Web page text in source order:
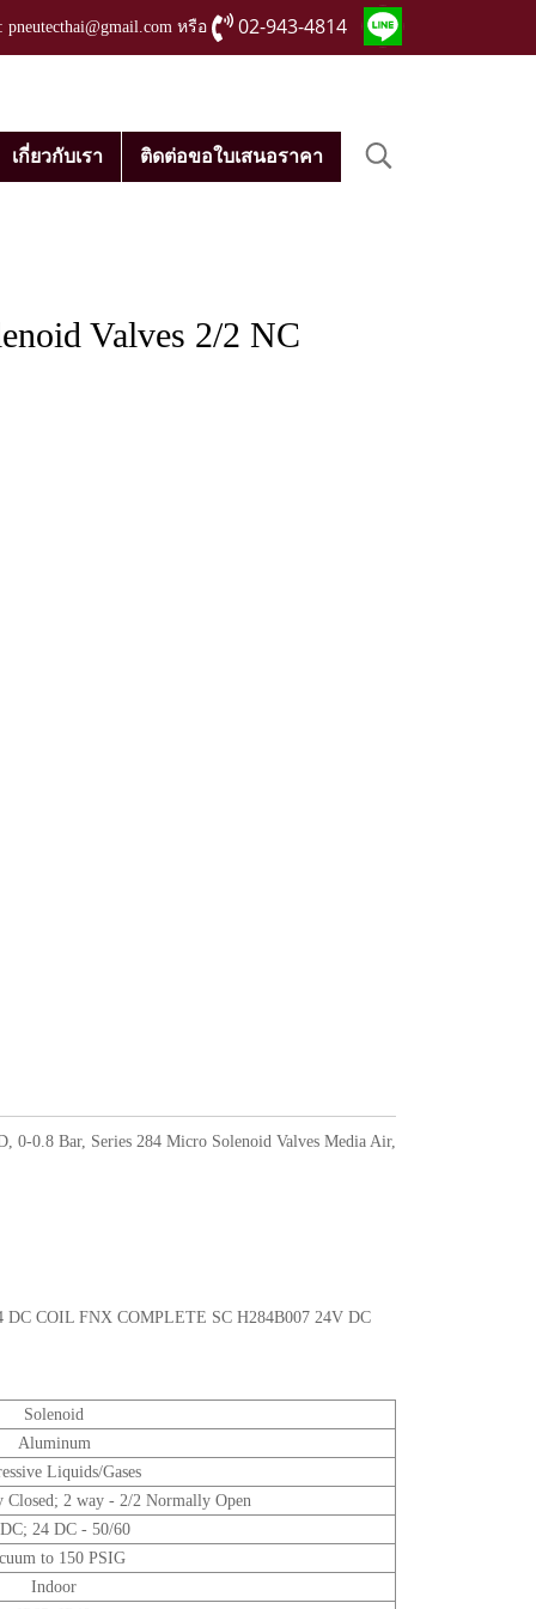
หรือ 02-943-4814
เกี่ยวกับเรา ติดต่อขอใบเสนอราคา
Valves 2/2 NC
0.8 Bar, Series 284 Micro Solenoid Valves Media Air,
COIL FNX COMPLETE SC H284B007 24V DC
Solenoid
Aluminum
Liquids/Gases
2 way - 2/2 Normally Open
24 DC - 50/60
to 150 PSIG
Indoor